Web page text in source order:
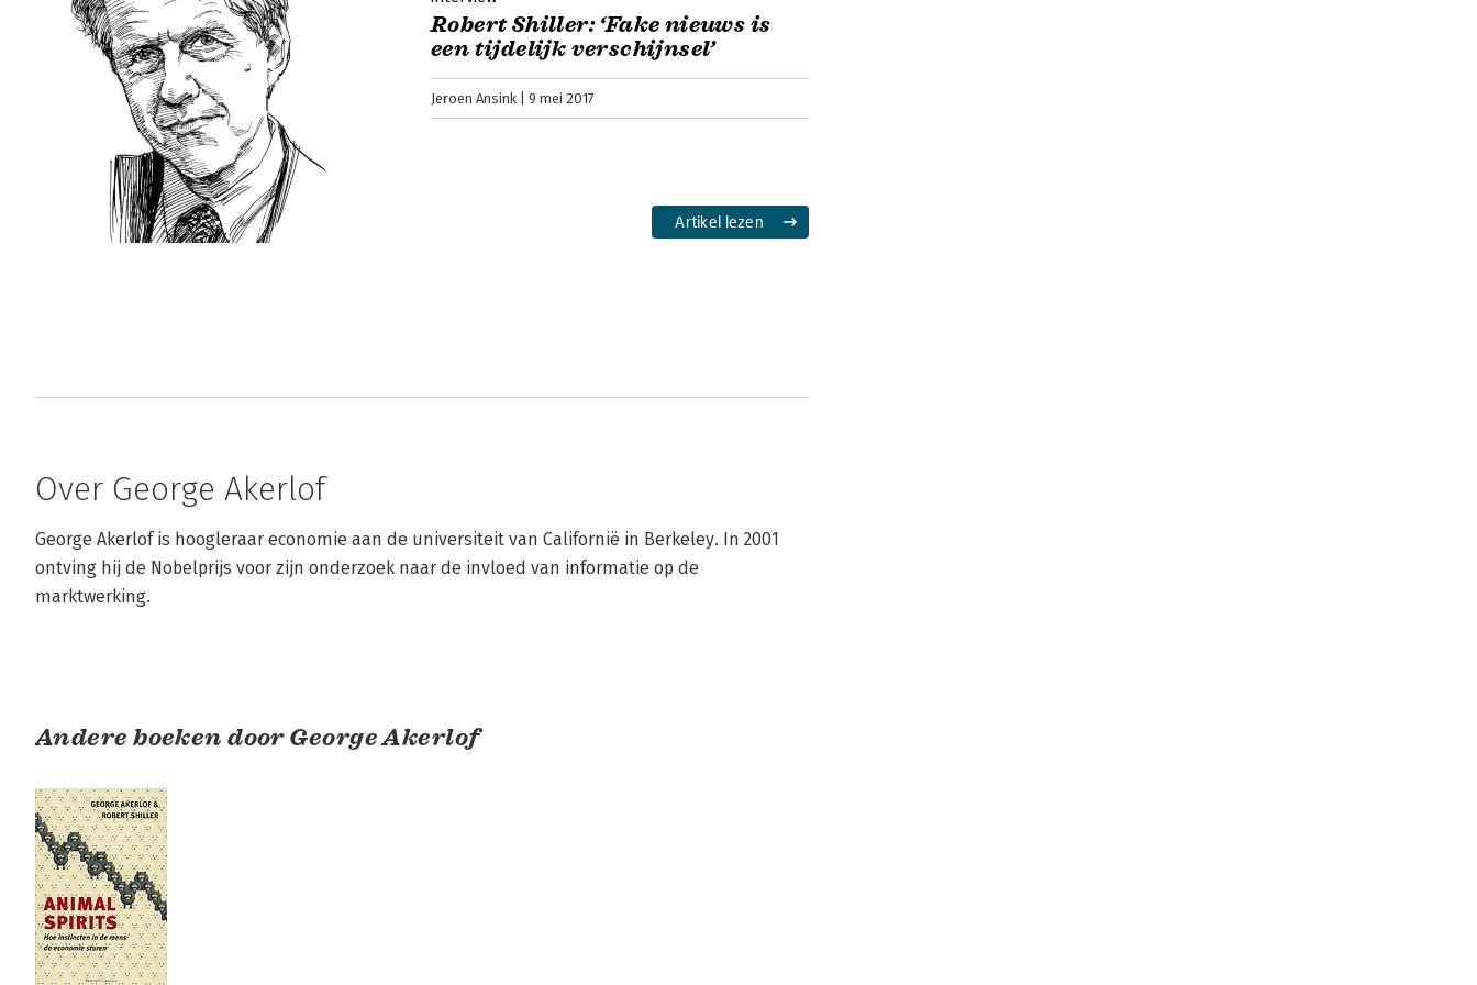
Robert Shiller: ‘Fake nieuws is
een tijdelijk verschijnsel’
Jeroen Ansink 9 mei 2017
Artikel lezen
Over George Akerlof
George Akerlof is hoogleraar economie aan de universiteit van Californië in Berkeley. In 2001
ontving hij de Nobelprijs voor zijn onderzoek naar de invloed van informatie op de
marktwerking.
Andere boeken door George Akerlof